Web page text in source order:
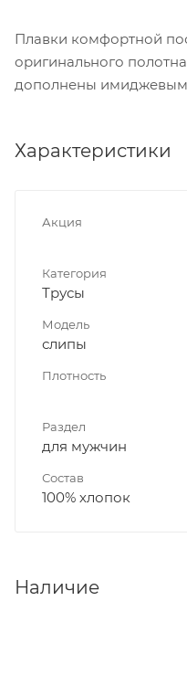
Плавки комфортной
оригинального
дополнены имиджевым
Характеристики
Акция
Категория
Трусы
Модель
слипы
Плотность
Раздел
для мужчин
Состав
100% хлопок
Наличие